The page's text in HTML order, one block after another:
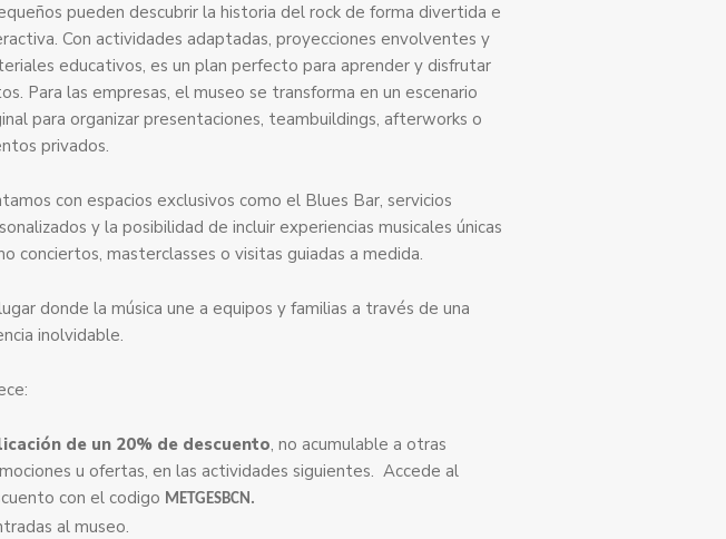
pueden descubrir la historia del rock de forma divertida e
Con actividades adaptadas, proyecciones envolventes y
educativos, es un plan perfecto para aprender y disfrutar
Para las empresas, el museo se transforma en un escenario
para organizar presentaciones, teambuildings, afterworks o
privados.
con espacios exclusivos como el Blues Bar, servicios
y la posibilidad de incluir experiencias musicales únicas
conciertos, masterclasses o visitas guiadas a medida.
donde la música une a equipos y familias a través de una
inolvidable.
de un 20% de descuento, no acumulable a otras
u ofertas, en las actividades siguientes. Accede al
con el codigo METGESBCN.
al museo.